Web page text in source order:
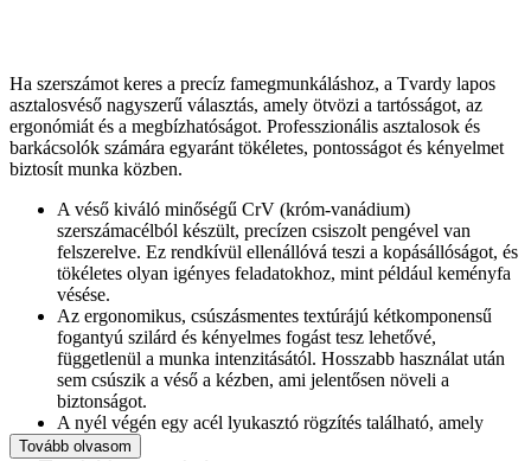
Ha szerszámot keres a precíz famegmunkáláshoz, a Tvardy lapos
asztalosvéső nagyszerű választás, amely ötvözi a tartósságot, az
ergonómiát és a megbízhatóságot. Professzionális asztalosok és
barkácsolók számára egyaránt tökéletes, pontosságot és kényelmet
biztosít munka közben.
A véső kiváló minőségű CrV (króm-vanádium)
szerszámacélból készült, precízen csiszolt pengével van
felszerelve. Ez rendkívül ellenállóvá teszi a kopásállóságot, és
tökéletes olyan igényes feladatokhoz, mint például keményfa
vésése.
Az ergonomikus, csúszásmentes textúrájú kétkomponensű
fogantyú szilárd és kényelmes fogást tesz lehetővé,
függetlenül a munka intenzitásától. Hosszabb használat után
sem csúszik a véső a kézben, ami jelentősen növeli a
biztonságot.
A nyél végén egy acél lyukasztó rögzítés található, amely
lehetővé teszi, hogy kalapácsot vagy kalapácsot használjon
Tovább olvasom